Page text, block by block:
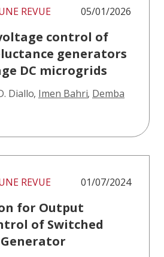
REVUE 05/01/2026
control of
generators
DC microgrids
Diallo, Imen Bahri, Demba
REVUE 01/07/2024
for Output
of Switched